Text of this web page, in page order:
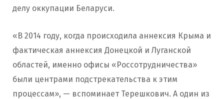
делу оккупации Беларуси.
«В 2014 году, когда происходила аннексия Крыма и
фактическая аннексия Донецкой и Луганской
областей, именно офисы «Россотрудничества»
были центрами подстрекательства к этим
процессам», — вспоминает Терешкович. А один из